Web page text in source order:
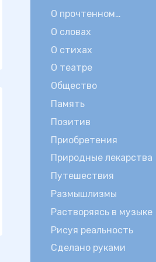
О прочтенном…
О словах
О стихах
О театре
Общество
Память
Позитив
Приобретения
Природные лекарства
Путешествия
Размышлизмы
Растворяясь в музыке
Рисуя реальность
Сделано руками